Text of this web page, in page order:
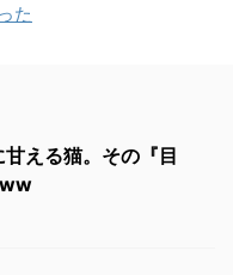
た
甘える猫。その『目